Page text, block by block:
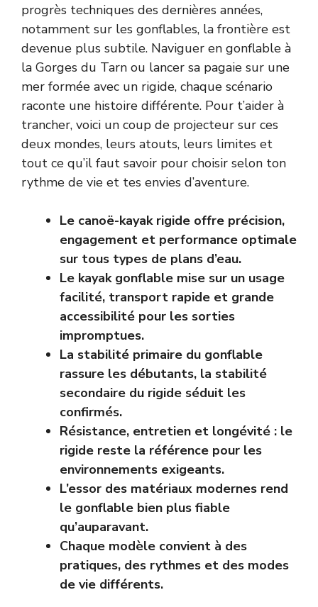
progrès techniques des dernières années,
notamment sur les gonflables, la frontière est
devenue plus subtile. Naviguer en gonflable à
la Gorges du Tarn ou lancer sa pagaie sur une
mer formée avec un rigide, chaque scénario
raconte une histoire différente. Pour t’aider à
trancher, voici un coup de projecteur sur ces
deux mondes, leurs atouts, leurs limites et
tout ce qu’il faut savoir pour choisir selon ton
rythme de vie et tes envies d’aventure.
Le canoë-kayak rigide offre précision,
engagement et performance optimale
sur tous types de plans d’eau.
Le kayak gonflable mise sur un usage
facilité, transport rapide et grande
accessibilité pour les sorties
impromptues.
La stabilité primaire du gonflable
rassure les débutants, la stabilité
secondaire du rigide séduit les
confirmés.
Résistance, entretien et longévité : le
rigide reste la référence pour les
environnements exigeants.
L’essor des matériaux modernes rend
le gonflable bien plus fiable
qu’auparavant.
Chaque modèle convient à des
pratiques, des rythmes et des modes
de vie différents.